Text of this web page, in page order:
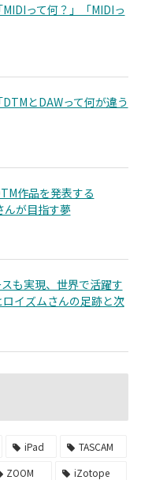
って何？」「MIDIっ
とDAWって何が違う
作品を発表する
んが目指す夢
も実現、世界で活躍す
イズムさんの足跡と次
iPad
TASCAM
ZOOM
iZotope